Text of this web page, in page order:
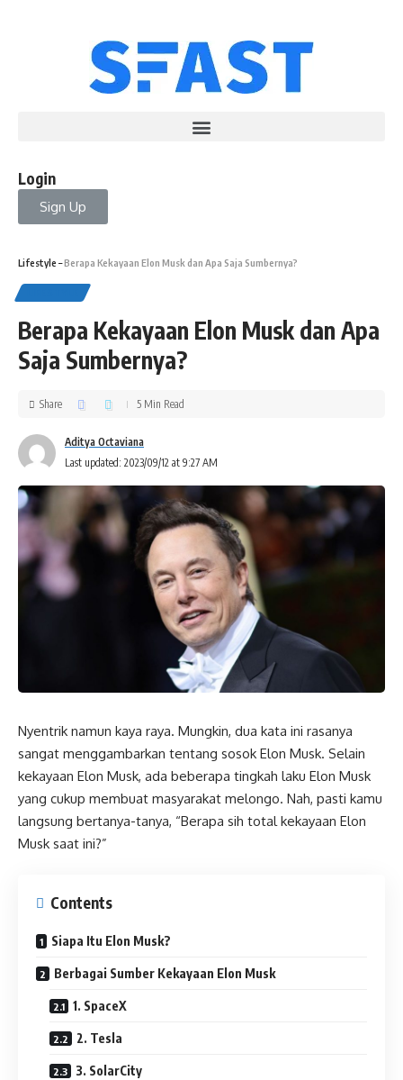
Login
Sign Up
Lifestyle –Berapa Kekayaan Elon Musk dan Apa Saja Sumbernya?
Berapa Kekayaan Elon Musk dan Apa
Saja Sumbernya?
Last updated: 2023/09/12 at 9:27 AM
Aditya Octaviana
Share 5 Min Read
Nyentrik namun kaya raya. Mungkin, dua kata ini rasanya
sangat menggambarkan tentang sosok Elon Musk. Selain
kekayaan Elon Musk, ada beberapa tingkah laku Elon Musk
yang cukup membuat masyarakat melongo. Nah, pasti kamu
langsung bertanya-tanya, “Berapa sih total kekayaan Elon
Musk saat ini?”
Contents
Siapa Itu Elon Musk?
Berbagai Sumber Kekayaan Elon Musk
1. SpaceX
2. Tesla
3. SolarCity